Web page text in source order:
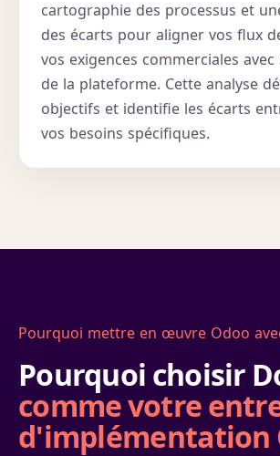
cartographie des processus et
des écarts pour aligner vos flux
vos exigences commerciales avec
de la plateforme. Cette analyse
objectifs et identifie les écarts
vos besoins spécifiques.
Pourquoi mettre en œuvre Odoo
Pourquoi choisir
comme votre
d'implémentation